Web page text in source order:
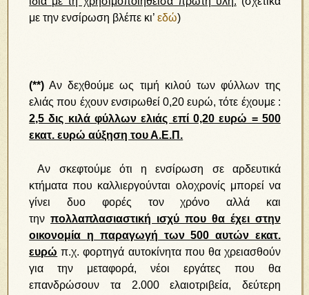
με την ενσίρωση βλέπε κι’εδώ)
(**) Αν δεχθούμε ως τιμή κιλού των φύλλων της
ελιάς που έχουν ενσιρωθεί 0,20 ευρώ, τότε έχουμε :
2,5 δις κιλά φύλλων ελιάς επί 0,20 ευρώ = 500
εκατ. ευρώ αύξηση του Α.Ε.Π.
Αν σκεφτούμε ότι η ενσίρωση σε αρδευτικά
κτήματα που καλλιεργούνται ολοχρονίς μπορεί να
γίνει δυο φορές τον χρόνο αλλά και
τηνπολλαπλασιαστική ισχύ που θα έχει στην
οικονομία η παραγωγή των 500 αυτών εκατ.
ευρώ π.χ. φορτηγά αυτοκίνητα που θα χρειασθούν
για την μεταφορά, νέοι εργάτες που θα
επανδρώσουν τα 2.000 ελαιοτριβεία, δεύτερη